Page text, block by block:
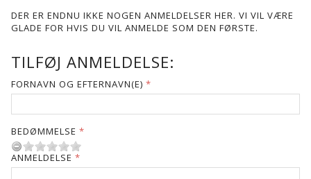
DER ER ENDNU IKKE NOGEN ANMELDELSER HER. VI VIL VÆRE
GLADE FOR HVIS DU VIL ANMELDE SOM DEN FØRSTE.
TILFØJ ANMELDELSE:
FORNAVN OG EFTERNAVN(E)
BEDØMMELSE
ANMELDELSE